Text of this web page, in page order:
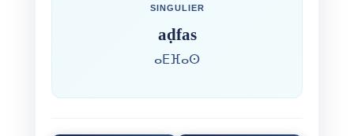
SINGULIER
aḍfas
ⴰⴹⴼⴰⵙ